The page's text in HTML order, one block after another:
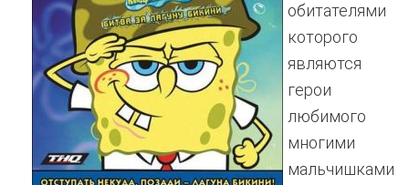
обитателями
которого
являются
герои
любимого
многими
мальчишками